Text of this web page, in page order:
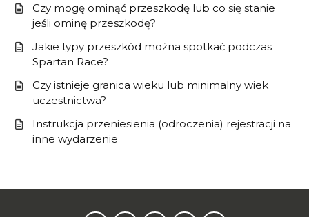
Czy mogę ominąć przeszkodę lub co się stanie
jeśli ominę przeszkodę?
Jakie typy przeszkód można spotkać podczas
Spartan Race?
Czy istnieje granica wieku lub minimalny wiek
uczestnictwa?
Instrukcja przeniesienia (odroczenia) rejestracji na
inne wydarzenie